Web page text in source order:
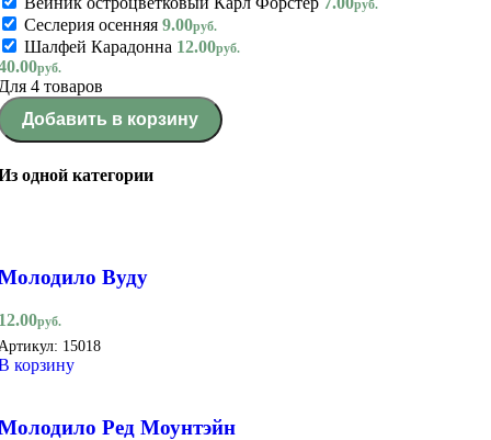
руб.
Сеслерия осенняя 9.00руб.
Шалфей Карадонна 12.00руб.
руб.
4 товаров
Добавить в корзину
одной категории
Вуду
руб.
15018
корзину
Ред Моунтэйн